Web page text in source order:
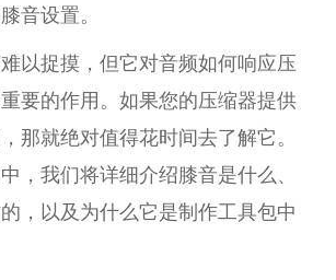
音设置。
以捉摸，但它对音频如何响应压
要的作用。如果您的压缩器提供
那就绝对值得花时间去了解它。
，我们将详细介绍膝音是什么、
，以及为什么它是制作工具包中